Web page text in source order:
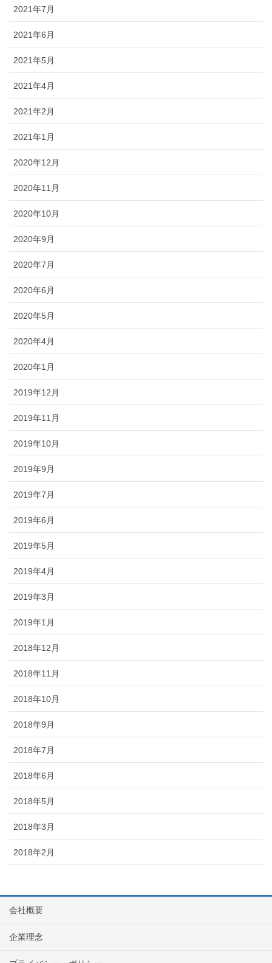
2021年7月
2021年6月
2021年5月
2021年4月
2021年2月
2021年1月
2020年12月
2020年11月
2020年10月
2020年9月
2020年7月
2020年6月
2020年5月
2020年4月
2020年1月
2019年12月
2019年11月
2019年10月
2019年9月
2019年7月
2019年6月
2019年5月
2019年4月
2019年3月
2019年1月
2018年12月
2018年11月
2018年10月
2018年9月
2018年7月
2018年6月
2018年5月
2018年3月
2018年2月
会社概要
企業理念